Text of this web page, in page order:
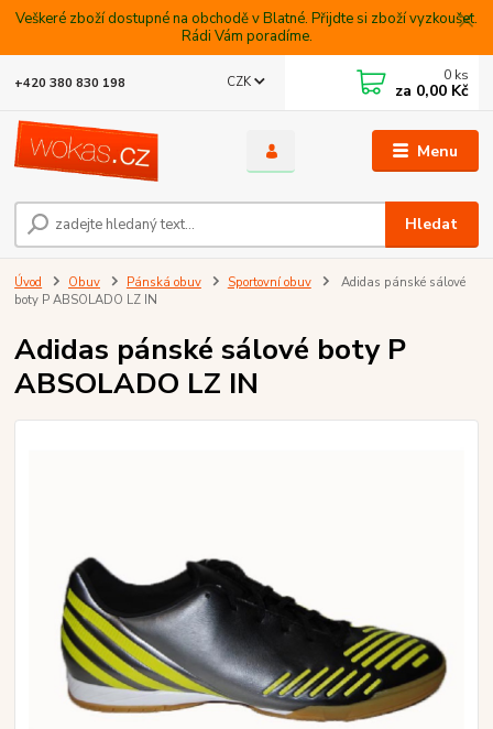
Veškeré zboží dostupné na obchodě v Blatné. Přijdte si zboží vyzkoušet.
Rádi Vám poradíme.
Menu
CZK
Hledat
+420 380 830 198 0 ks
za 0,00 Kč
Úvod Obuv Pánská obuv Sportovní obuv
Adidas pánské sálové
boty P ABSOLADO LZ IN
Adidas pánské sálové boty P
ABSOLADO LZ IN